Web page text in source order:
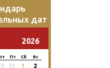
дат
2026
Пт Сб Вс
31 1 2